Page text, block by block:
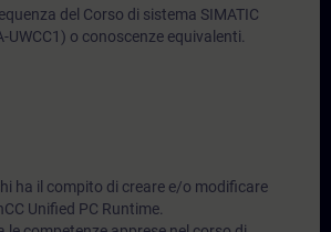
del Corso di sistema SIMATIC
UWCC1) o conoscenze equivalenti.
ha il compito di creare e/o modificare
Unified PC Runtime.